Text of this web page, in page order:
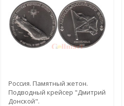
Россия. Памятный жетон.
Подводный крейсер "Дмитрий
Донской".